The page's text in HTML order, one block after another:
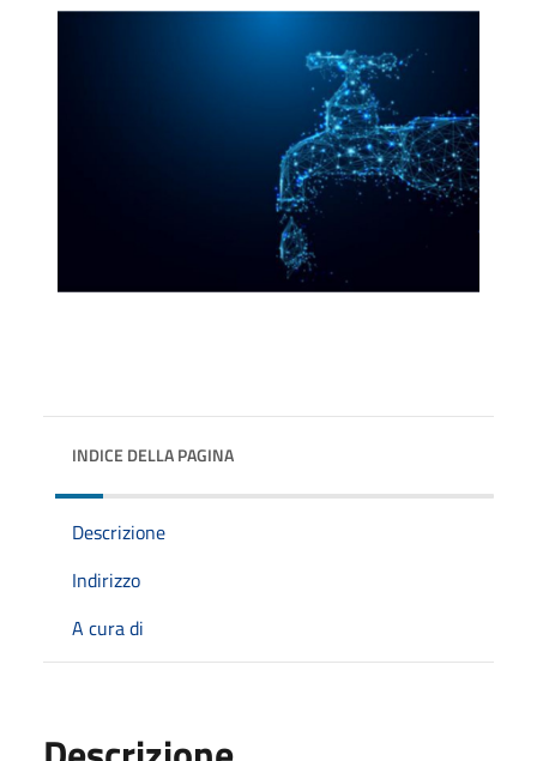
INDICE DELLA PAGINA
Descrizione
Indirizzo
A cura di